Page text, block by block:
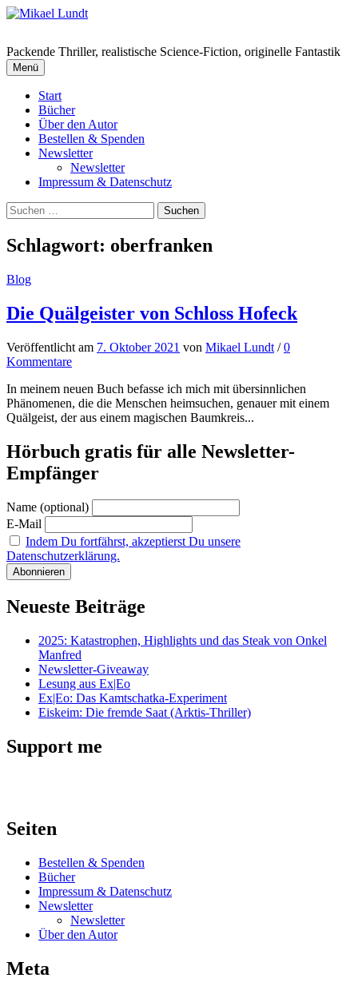
Springe
Packende Thriller, realistische Science-Fiction, originelle Fantastik
Menü
Start
Bücher
Über den Autor
Bestellen & Spenden
Newsletter
Newsletter
Impressum & Datenschutz
Suchen
nach:
Schlagwort: oberfranken
Blog
Die Quälgeister von Schloss Hofeck
Veröffentlicht am 7. Oktober 2021 von Mikael Lundt /0
Kommentare
In meinem neuen Buch befasse ich mich mit übersinnlichen
Phänomenen, die die Menschen heimsuchen, genauer mit einem
Quälgeist, der aus einem magischen Baumkreis...
Hörbuch gratis für alle Newsletter-
Empfänger
Name (optional)
E-Mail
Indem Du fortfährst, akzeptierst Du unsere
Datenschutzerklärung.
Neueste Beiträge
2025: Katastrophen, Highlights und das Steak von Onkel
Manfred
Newsletter-Giveaway
Lesung aus Ex|Eo
Ex|Eo: Das Kamtschatka-Experiment
Eiskeim: Die fremde Saat (Arktis-Thriller)
Support me
Seiten
Bestellen & Spenden
Bücher
Impressum & Datenschutz
Newsletter
Newsletter
Über den Autor
Meta